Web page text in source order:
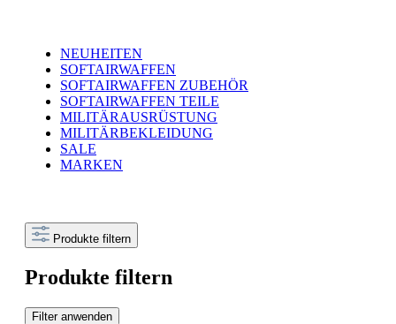
NEUHEITEN
SOFTAIRWAFFEN
SOFTAIRWAFFEN ZUBEHÖR
SOFTAIRWAFFEN TEILE
MILITÄRAUSRÜSTUNG
MILITÄRBEKLEIDUNG
SALE
MARKEN
Produkte filtern
Produkte filtern
Filter anwenden